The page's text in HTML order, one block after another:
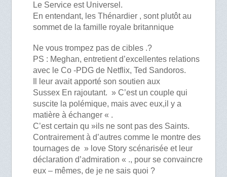
Le Service est Universel.
En entendant, les Thénardier , sont plutôt au
sommet de la famille royale britannique
Ne vous trompez pas de cibles .?
PS : Meghan, entretient d’excellentes relations
avec le Co -PDG de Netflix, Ted Sandoros.
Il leur avait apporté son soutien aux
Sussex En rajoutant. » C’est un couple qui
suscite la polémique, mais avec eux,il y a
matière à échanger « .
C’est certain qu »ils ne sont pas des Saints.
Contrairement à d’autres comme le montre des
tournages de » love Story scénarisée et leur
déclaration d’admiration « ., pour se convaincre
eux – mêmes, de je ne sais quoi ?